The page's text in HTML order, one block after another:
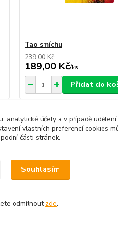
Tao smíchu
239,00 Kč
189,00 Kč/ks
Přidat do
analytické účely a v případě
vlastních preferencí cookies
části stránek.
Souhlasím
odmítnout zde.